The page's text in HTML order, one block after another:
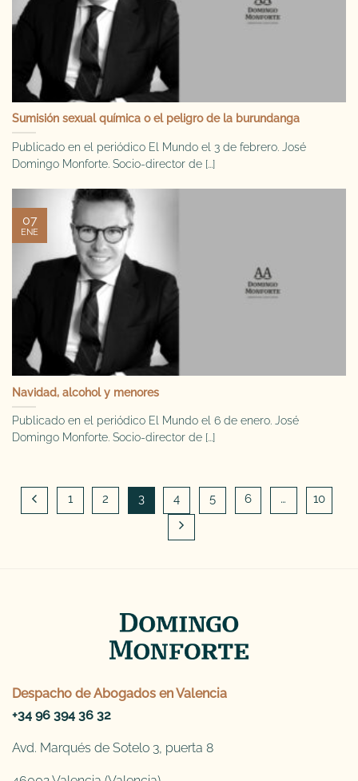
Sumisión sexual química o el peligro de la burundanga
Publicado en el periódico El Mundo el 3 de febrero. José
Domingo Monforte. Socio-director de [...]
Navidad, alcohol y menores
Publicado en el periódico El Mundo el 6 de enero. José
Domingo Monforte. Socio-director de [...]
07
ENE
1 2 3 4 5 6 … 10
Despacho de Abogados en Valencia
+34 96 394 36 32
Avd. Marqués de Sotelo 3, puerta 8